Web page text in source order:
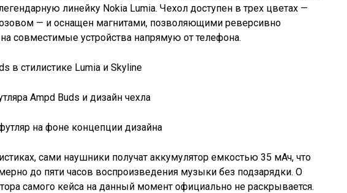
линейку Nokia Lumia. Чехол доступен в трех цветах —
— и оснащен магнитами, позволяющими реверсивно
совместимые устройства напрямую от телефона.
сами наушники получат аккумулятор емкостью 35 мАч, что
до пяти часов воспроизведения музыки без подзарядки. О
самого кейса на данный момент официально не раскрывается.